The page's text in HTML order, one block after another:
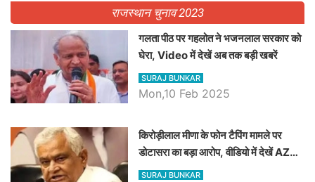
राजस्थान चुनाव 2023
गलता पीठ पर गहलोत ने भजनलाल सरकार को
घेरा, Video में देखें अब तक बड़ी खबरें
SURAJ BUNKAR
Mon,10 Feb 2025
किरोड़ीलाल मीणा के फोन टैपिंग मामले पर
डोटासरा का बड़ा आरोप, वीडियो में देखें AZ
बड़ी खबरें
SURAJ BUNKAR